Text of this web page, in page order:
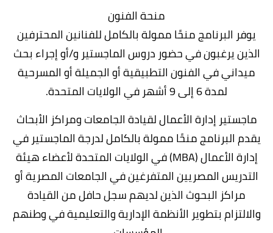
منحة الفنون
يوفر البرنامج منحًا ممولة بالكامل للفنانين المحترفين
الذين يرغبون في حضور دروس الماجستير و/أو إجراء بحث
ميداني في الفنون التطبيقية أو الجميلة أو المسرحية
لمدة 6 إلى 9 أشهر في الولايات المتحدة.
ماجستير إدارة الأعمال لقيادة الجامعات ومراكز الأبحاث
يقدم البرنامج منحًا ممولة بالكامل لدرجة الماجستير في
إدارة الأعمال (MBA) في الولايات المتحدة لأعضاء هيئة
التدريس المصريين المتفرغين في الجامعات المصرية أو
مراكز البحوث الذين لديهم سجل حافل من القيادة
والالتزام بتطوير الأنظمة الإدارية والتعليمية في وطنهم